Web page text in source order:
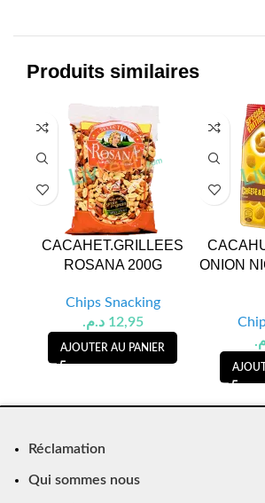
Produits similaires
CACAHET.GRILLEES
ROSANA 200G
Chips Snacking
12,95 د.م.
AJOUTER AU PANIER
ONION
Réclamation
Qui sommes nous